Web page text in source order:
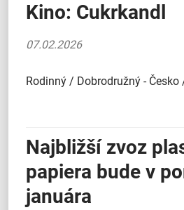
Kino: Cukrkandl
07.02.2026
Rodinný / Dobrodružný -
Najbližší zvoz
papiera bude v
januára